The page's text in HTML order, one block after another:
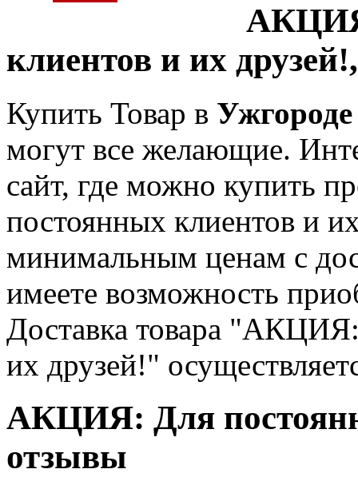
клиентов и их
Купить Товар в Ужгороде
могут все желающие.
сайт, где можно купить
постоянных клиентов и
минимальным ценам с
имеете возможность
Доставка товара
их друзей!"
АКЦИЯ: Для
отзывы